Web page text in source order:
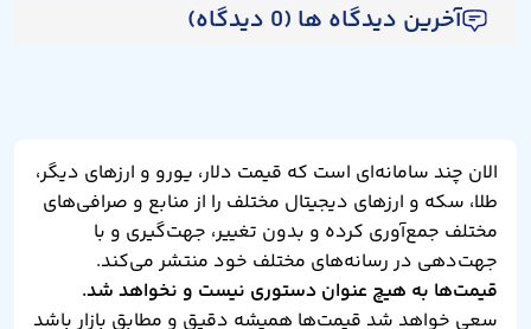
آخرین دیدگاه ها (0 دیدگاه)
الان چند سامانه‌ای است که قیمت دلار، یورو و ارزهای دیگر،
طلا، سکه و ارزهای دیجیتال مختلف را از منابع و صرافی‌های
مختلف جمع‌آوری کرده و بدون تغییر، جهت‌گیری و با
جهت‌دهی در رسانه‌های مختلف خود منتشر می‌کند.
قیمت‌ها به هیچ عنوان دستوری نیست و نخواهد شد.
سعی خواهد شد قیمت‌ها همیشه دقیق و مطابق بازار باشد